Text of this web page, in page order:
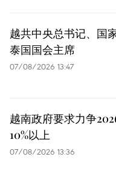
越共中央总书记、国
泰国国会主席
07/08/2026 13:47
越南政府要求力争
10%以上
07/08/2026 13:36